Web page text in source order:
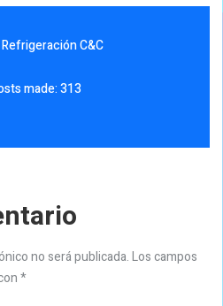
Refrigeración C&C
made: 313
no será publicada.Los campos
*